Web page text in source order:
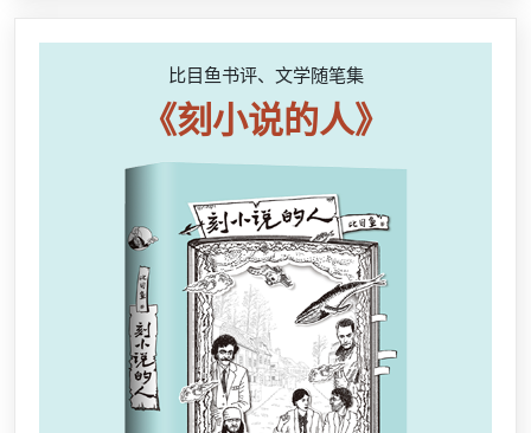
比目鱼书评、文学随笔集
《刻小说的人》